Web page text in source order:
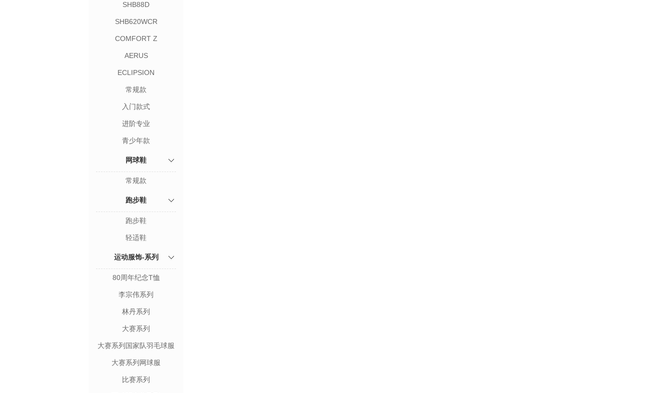
SHB88D
SHB620WCR
COMFORT Z
AERUS
ECLIPSION
常规款
入门款式
进阶专业
青少年款
网球鞋
常规款
跑步鞋
跑步鞋
轻适鞋
运动服饰-系列
80周年纪念T恤
李宗伟系列
林丹系列
大赛系列
大赛系列国家队羽毛球服
大赛系列网球服
比赛系列